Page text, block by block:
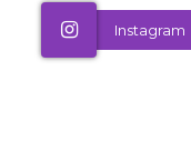
Instagram